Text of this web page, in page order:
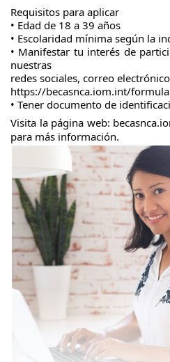
Requisitos para aplicar
• Edad de 18 a 39 años
• Escolaridad mínima según la
• Manifestar tu interés de
nuestras
redes sociales, correo
https://becasnca.iom.int/
• Tener documento de
Visita la página web:
para más información.